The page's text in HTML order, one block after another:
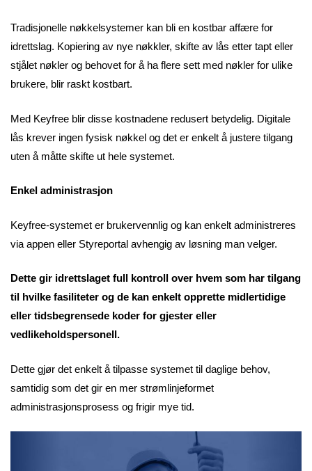
Tradisjonelle nøkkelsystemer kan bli en kostbar affære for
idrettslag. Kopiering av nye nøkkler, skifte av lås etter tapt eller
stjålet nøkler og behovet for å ha flere sett med nøkler for ulike
brukere, blir raskt kostbart.
Med Keyfree blir disse kostnadene redusert betydelig. Digitale
lås krever ingen fysisk nøkkel og det er enkelt å justere tilgang
uten å måtte skifte ut hele systemet.
Enkel administrasjon
Keyfree-systemet er brukervennlig og kan enkelt administreres
via appen eller Styreportal avhengig av løsning man velger.
Dette gir idrettslaget full kontroll over hvem som har tilgang
til hvilke fasiliteter og de kan enkelt opprette midlertidige
eller tidsbegrensede koder for gjester eller
vedlikeholdspersonell.
Dette gjør det enkelt å tilpasse systemet til daglige behov,
samtidig som det gir en mer strømlinjeformet
administrasjonsprosess og frigir mye tid.